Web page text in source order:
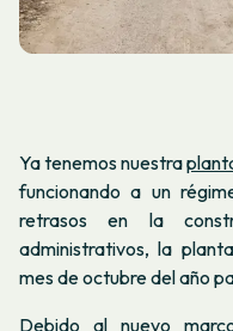
Ya tenemos nuestra
funcionando a un
retrasos en la
administrativos, la
mes de octubre del año
Debido al nuevo